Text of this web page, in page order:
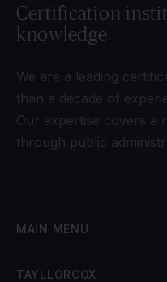
Certification
knowledge
We are a leading
than a decade of
Our expertise covers a
through public
MAIN MENU
TAYLLORCOX